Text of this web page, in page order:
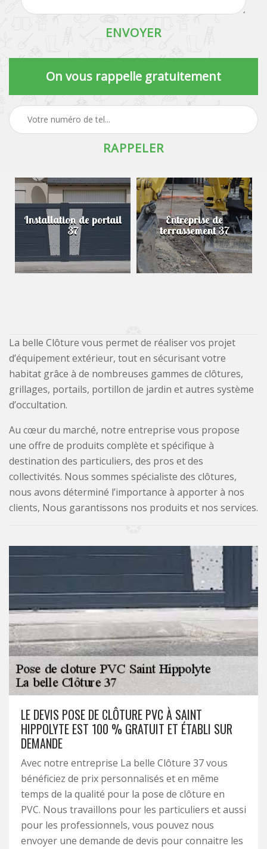
On vous rappelle gratuitement
Installation de portail
37
Entreprise de
terrassement 37
La belle Clôture vous permet de réaliser vos projet
d’équipement extérieur, tout en sécurisant votre
habitat grâce à de nombreuses gammes de clôtures,
grillages, portails, portillon de jardin et autres système
d’occultation.
Au cœur du marché, notre entreprise vous propose
une offre de produits complète et spécifique à
destination des particuliers, des pros et des
collectivités. Nous sommes spécialiste des clôtures,
nous avons déterminé l’importance à apporter à nos
clients, Nous garantissons nos produits et nos services.
LE DEVIS POSE DE CLÔTURE PVC À SAINT
HIPPOLYTE EST 100 % GRATUIT ET ÉTABLI SUR
DEMANDE
Avec notre entreprise La belle Clôture 37 vous
bénéficiez de prix personnalisés et en même
temps de la qualité pour la pose de clôture en
PVC. Nous travaillons pour les particuliers et aussi
pour les professionnels, vous pouvez nous
envoyer une demande de devis pour connaitre les